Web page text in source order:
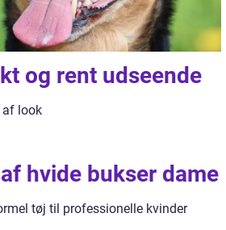
og rent udseende
af look
hvide bukser dame
tøj til professionelle kvinder